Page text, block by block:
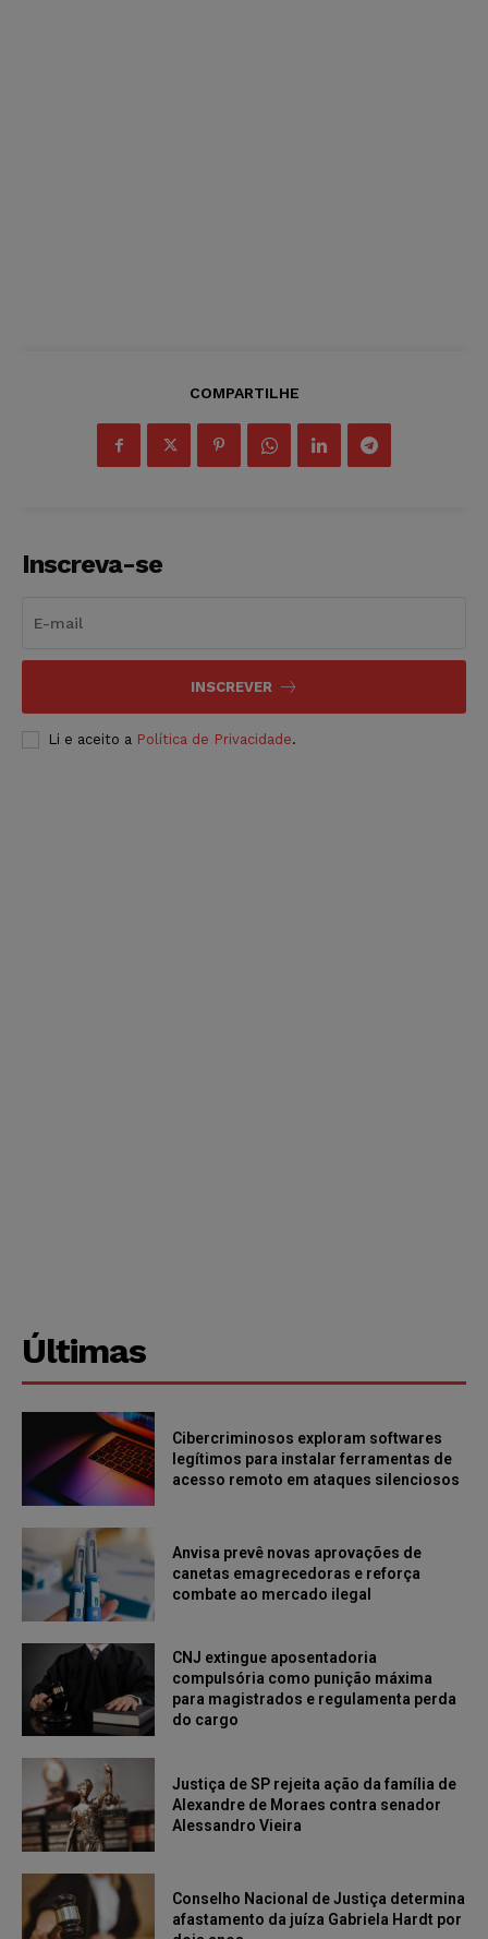
COMPARTILHE
Inscreva-se
INSCREVER
Li e aceito a Política de Privacidade.
Últimas
Cibercriminosos exploram softwares
legítimos para instalar ferramentas de
acesso remoto em ataques silenciosos
Anvisa prevê novas aprovações de
canetas emagrecedoras e reforça
combate ao mercado ilegal
CNJ extingue aposentadoria
compulsória como punição máxima
para magistrados e regulamenta perda
do cargo
Justiça de SP rejeita ação da família de
Alexandre de Moraes contra senador
Alessandro Vieira
Conselho Nacional de Justiça determina
afastamento da juíza Gabriela Hardt por